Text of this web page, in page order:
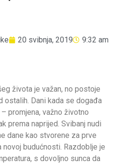
20 svibnja, 2019 9:32 am
života je važan, no postoje
ostalih. Dani kada se događa
promjena, važno životno
prema naprijed. Svibanj nudi
dane kao stvorene za prve
novoj budućnosti. Razdoblje je
s dovoljno sunca da